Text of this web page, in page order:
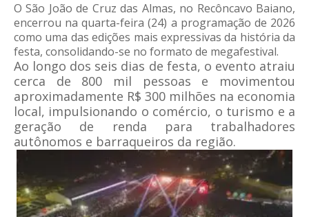
O São João de Cruz das Almas, no Recôncavo Baiano,
encerrou na quarta-feira (24) a programação de 2026
como uma das edições mais expressivas da história da
festa, consolidando-se no formato de megafestival.
Ao longo dos seis dias de festa, o evento atraiu
cerca de 800 mil pessoas e movimentou
aproximadamente R$ 300 milhões na economia
local, impulsionando o comércio, o turismo e a
geração de renda para trabalhadores
autônomos e barraqueiros da região.